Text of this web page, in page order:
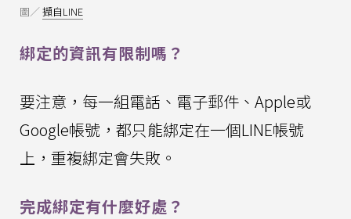
圖／擷自LINE
綁定的資訊有限制嗎？
要注意，每一組電話、電子郵件、Apple或
Google帳號，都只能綁定在一個LINE帳號
上，重複綁定會失敗。
完成綁定有什麼好處？